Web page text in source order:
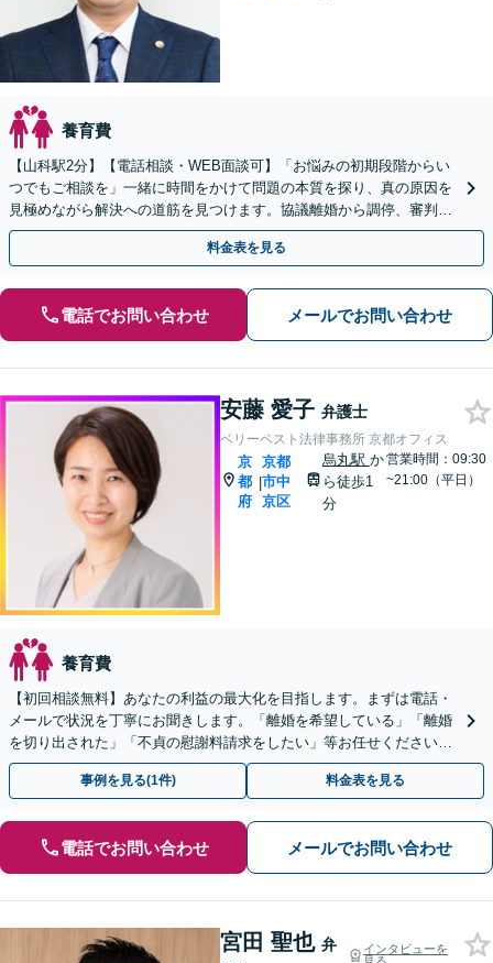
養育費
【山科駅2分】【電話相談・WEB面談可】「お悩みの初期段階からい
つでもご相談を」一緒に時間をかけて問題の本質を探り、真の原因を
見極めながら解決への道筋を見つけます。協議離婚から調停、審判、
訴訟まで、離婚に関わる一連の手続きにすべて対応
料金表を見る
電話でお問い合わせ メールでお問い合わせ
安藤 愛子 弁護士
ベリーベスト法律事務所 京都オフィス
京
都
府
|
京都
市中
京区
烏丸駅 か
ら徒歩1
分
営業時間：09:30
~21:00（平日）
養育費
【初回相談無料】あなたの利益の最大化を目指します。まずは電話・
メールで状況を丁寧にお聞きします。「離婚を希望している」「離婚
を切り出された」「不貞の慰謝料請求をしたい」等お任せください。
【リーズナブルな料金設定】
事例を見る(1件) 料金表を見る
電話でお問い合わせ メールでお問い合わせ
宮田 聖也 弁
インタビューを